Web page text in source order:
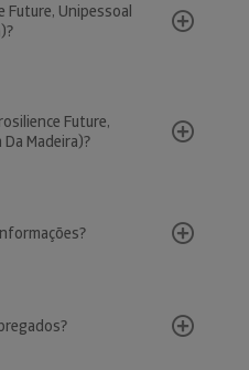
Future, Unipessoal
Future,
Madeira)?